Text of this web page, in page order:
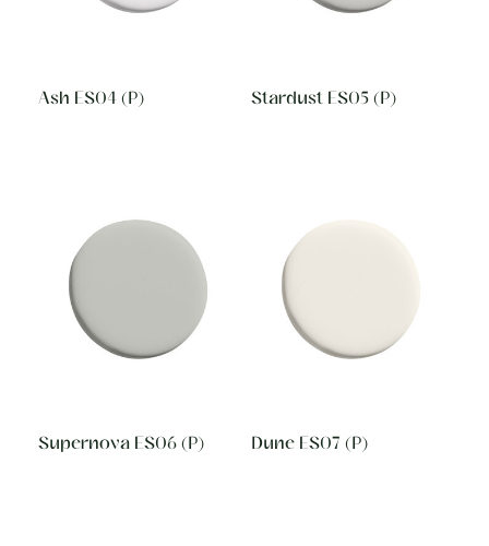
Ash ES04 (P) Stardust ES05 (P)
Supernova ES06 (P) Dune ES07 (P)